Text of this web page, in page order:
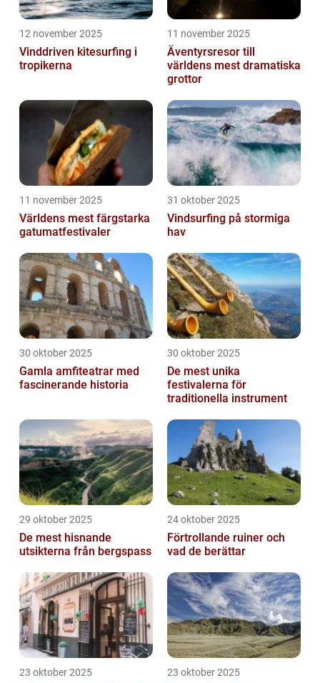
12 november 2025
Vinddriven kitesurfing i
tropikerna
11 november 2025
Äventyrsresor till
världens mest dramatiska
grottor
11 november 2025
Världens mest färgstarka
gatumatfestivaler
31 oktober 2025
Vindsurfing på stormiga
hav
30 oktober 2025
Gamla amfiteatrar med
fascinerande historia
30 oktober 2025
De mest unika
festivalerna för
traditionella instrument
29 oktober 2025
De mest hisnande
utsikterna från bergspass
24 oktober 2025
Förtrollande ruiner och
vad de berättar
23 oktober 2025 23 oktober 2025